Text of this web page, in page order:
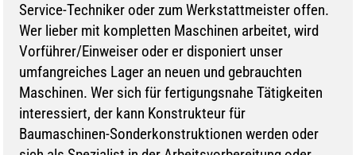
Service-Techniker oder zum Werkstattmeister offen.
Wer lieber mit kompletten Maschinen arbeitet, wird
Vorführer/Einweiser oder er disponiert unser
umfangreiches Lager an neuen und gebrauchten
Maschinen. Wer sich für fertigungsnahe Tätigkeiten
interessiert, der kann Konstrukteur für
Baumaschinen-Sonderkonstruktionen werden oder